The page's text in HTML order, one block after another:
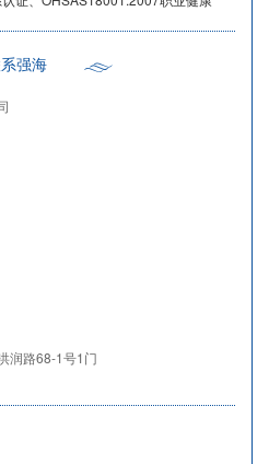
我公司凭借良好的产品、良好的售
用户的好评。产品经销全国各地，
生产：CDL、CDLF系列不锈钢轻
立式消防泵、GDL系列立式多级
。
强海
润路68-1号1门